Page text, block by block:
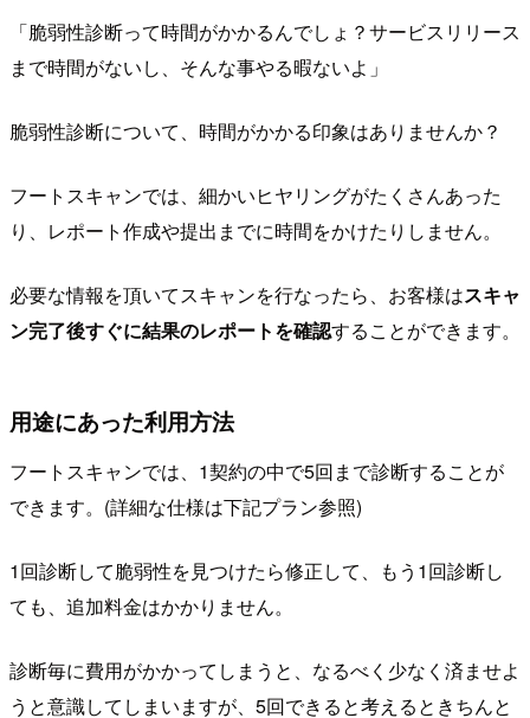
「脆弱性診断って時間がかかるんでしょ？サービスリリース
まで時間がないし、そんな事やる暇ないよ」
脆弱性診断について、時間がかかる印象はありませんか？
フートスキャンでは、細かいヒヤリングがたくさんあった
り、レポート作成や提出までに時間をかけたりしません。
必要な情報を頂いてスキャンを行なったら、お客様はスキャ
ン完了後すぐに結果のレポートを確認することができます。
用途にあった利用方法
フートスキャンでは、1契約の中で5回まで診断することが
できます。(詳細な仕様は下記プラン参照)
1回診断して脆弱性を見つけたら修正して、もう1回診断し
ても、追加料金はかかりません。
診断毎に費用がかかってしまうと、なるべく少なく済ませよ
うと意識してしまいますが、5回できると考えるときちんと